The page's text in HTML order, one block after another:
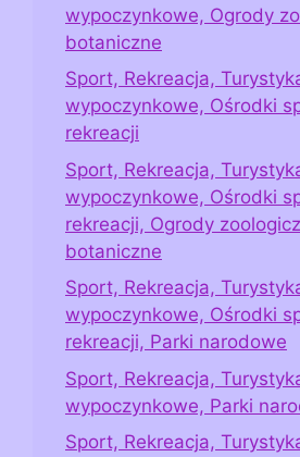
wypoczynkowe, Ogrody
botaniczne
Sport, Rekreacja,
wypoczynkowe, Ośrodki
rekreacji
Sport, Rekreacja,
wypoczynkowe, Ośrodki
rekreacji, Ogrody
botaniczne
Sport, Rekreacja,
wypoczynkowe, Ośrodki
rekreacji, Parki narodowe
Sport, Rekreacja,
wypoczynkowe, Parki
Sport, Rekreacja,